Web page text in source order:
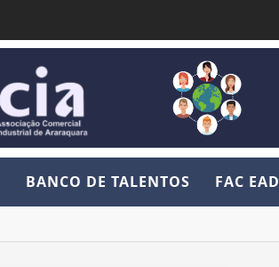
BANCO DE TALENTOS FAC EAD